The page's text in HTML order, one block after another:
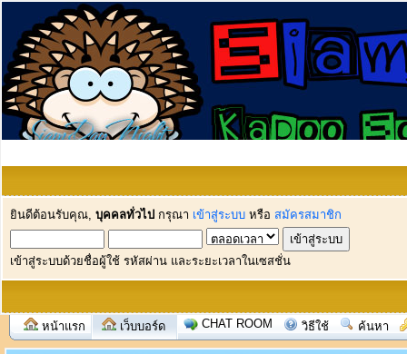
ยินดีต้อนรับคุณ, บุคคลทั่วไป กรุณา เข้าสู่ระบบ หรือ สมัครสมาชิก
เข้าสู่ระบบด้วยชื่อผู้ใช้ รหัสผ่าน และระยะเวลาในเซสชั่น
หน้าแรก เว็บบอร์ด CHAT ROOM วิธีใช้ ค้นหา